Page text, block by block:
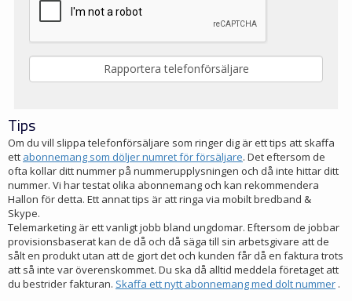
Tips
Om du vill slippa telefonförsäljare som ringer dig är ett tips att skaffa
ett abonnemang som döljer numret för försäljare. Det eftersom de
ofta kollar ditt nummer på nummerupplysningen och då inte hittar ditt
nummer. Vi har testat olika abonnemang och kan rekommendera
Hallon för detta. Ett annat tips är att ringa via mobilt bredband &
Skype.
Telemarketing är ett vanligt jobb bland ungdomar. Eftersom de jobbar
provisionsbaserat kan de då och då säga till sin arbetsgivare att de
sålt en produkt utan att de gjort det och kunden får då en faktura trots
att så inte var överenskommet. Du ska då alltid meddela företaget att
du bestrider fakturan. Skaffa ett nytt abonnemang med dolt nummer .